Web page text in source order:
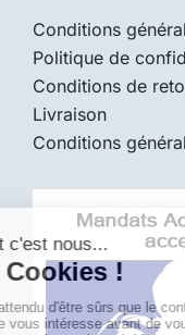
Conditions
Politique de
Conditions de
Livraison
Conditions